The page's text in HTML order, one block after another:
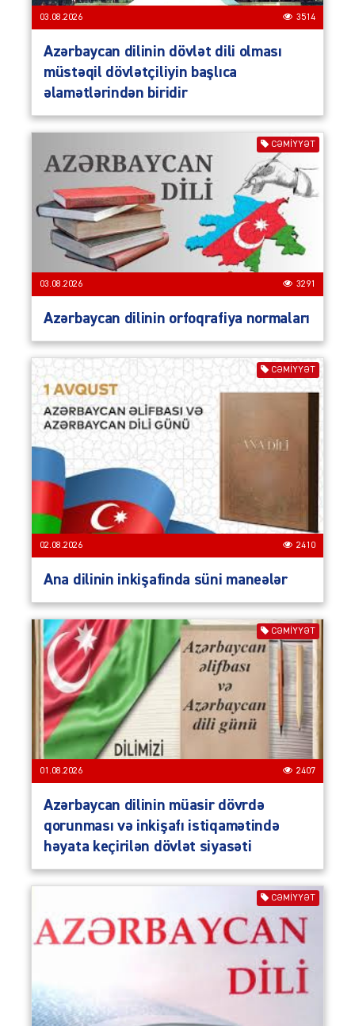
03.08.2026 3514
Azərbaycan dilinin dövlət dili olması
müstəqil dövlətçiliyin başlıca
əlamətlərindən biridir
CƏMIYYƏT
03.08.2026 3291
Azərbaycan dilinin orfoqrafiya normaları
CƏMIYYƏT
02.08.2026 2410
Ana dilinin inkişafinda süni maneələr
CƏMIYYƏT
01.08.2026 2407
Azərbaycan dilinin müasir dövrdə
qorunması və inkişafı istiqamətində
həyata keçirilən dövlət siyasəti
CƏMIYYƏT